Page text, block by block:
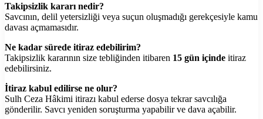
Takipsizlik kararı nedir?
Savcının, delil yetersizliği veya suçun oluşmadığı gerekçesiyle kamu
davası açmamasıdır.
Ne kadar sürede itiraz edebilirim?
Takipsizlik kararının size tebliğinden itibaren 15 gün içinde itiraz
edebilirsiniz.
İtiraz kabul edilirse ne olur?
Sulh Ceza Hâkimi itirazı kabul ederse dosya tekrar savcılığa
gönderilir. Savcı yeniden soruşturma yapabilir ve dava açabilir.